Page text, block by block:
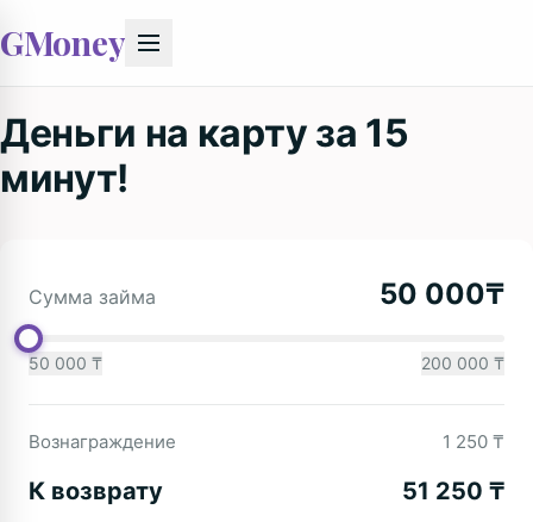
GMoney
Деньги на карту за 15
минут!
Сумма займа ₸
50 000 ₸ 200 000 ₸
Вознаграждение 1 250 ₸
К возврату 51 250 ₸